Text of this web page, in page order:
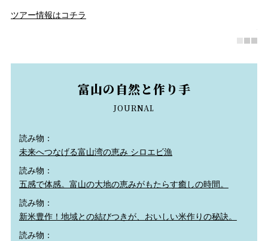
ツアー情報はコチラ
富山の自然と作り手
JOURNAL
読み物：
未来へつなげる富山湾の恵み シロエビ漁
読み物：
五感で体感。富山の大地の恵みがもたらす癒しの時間。
読み物：
新米豊作！地域との結びつきが、おいしい米作りの秘訣。
読み物：